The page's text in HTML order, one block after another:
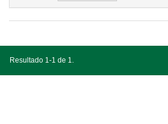
Resultado 1-1 de 1.